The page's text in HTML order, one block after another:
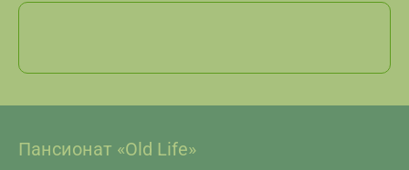
Пансионат «Old Life»